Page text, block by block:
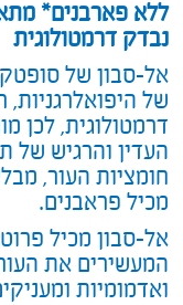
ללא פארבנים*
נבדק דרמטולוגית
אל-סבון של
דרמטולוגית, לכן
חומציות העור,
מכיל פראבנים.
המעשירים את העור
ואדמומיות